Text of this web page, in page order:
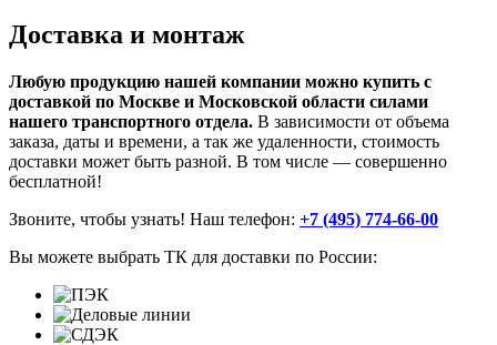
Доставка и монтаж
Любую продукцию нашей компании можно купить с
доставкой по Москве и Московской области силами
нашего транспортного отдела. В зависимости от объема
заказа, даты и времени, а так же удаленности, стоимость
доставки может быть разной. В том числе — совершенно
бесплатной!
Звоните, чтобы узнать! Наш телефон: +7 (495) 774-66-00
Вы можете выбрать ТК для доставки по России: